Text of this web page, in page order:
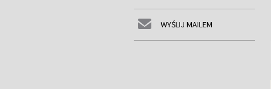
WYŚLIJ MAILEM